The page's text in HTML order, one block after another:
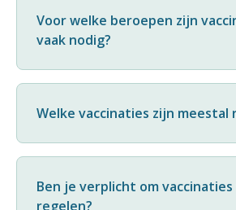
Voor welke beroepen zijn
vaak nodig?
Welke vaccinaties zijn meestal
Ben je verplicht om
regelen?